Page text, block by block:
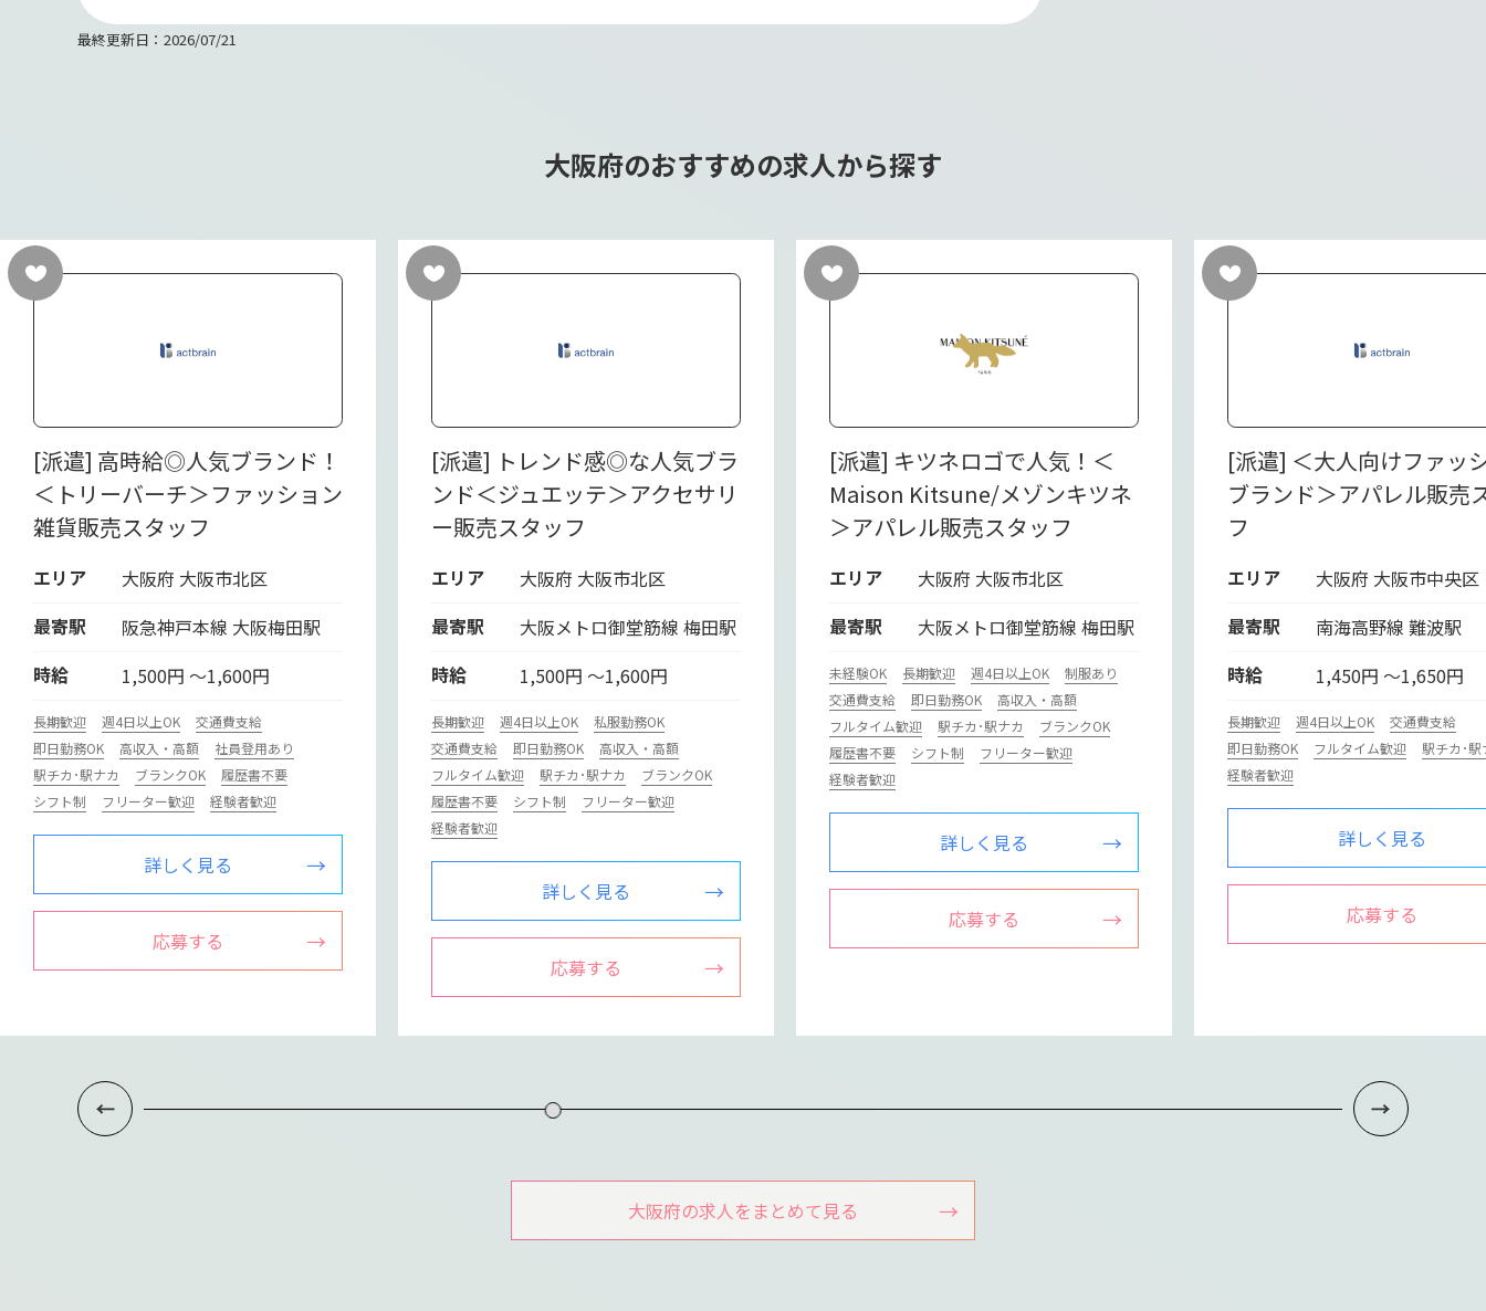
最終更新日：2026/07/21
大阪府のおすすめの求人から探す
[派遣] 高時給◎人気ブランド！
＜トリーバーチ＞ファッション
雑貨販売スタッフ
エリア
大阪府 大阪市北区
最寄駅
阪急神戸本線 大阪梅田駅
時給
1,500円 ～1,600円
長期歓迎 週4日以上OK
交通費支給
即日勤務OK
高収入・高額
社員登用あり
駅チカ･駅ナカ
ブランクOK
履歴書不要
シフト制
フリーター歓迎 経験者歓迎
詳しく見る
応募する
[派遣] トレンド感◎な人気ブラ
ンド＜ジュエッテ＞アクセサリ
ー販売スタッフ
エリア
大阪府 大阪市北区
最寄駅
大阪メトロ御堂筋線 梅田駅
時給
1,500円 ～1,600円
長期歓迎 週4日以上OK
私服勤務OK
交通費支給
即日勤務OK
高収入・高額
フルタイム歓迎
駅チカ･駅ナカ
ブランクOK
履歴書不要
シフト制
フリーター歓迎
経験者歓迎
詳しく見る
応募する
[派遣] キツネロゴで人気！＜
Maison Kitsune/メゾンキツネ
＞アパレル販売スタッフ
エリア
大阪府 大阪市北区
最寄駅
大阪メトロ御堂筋線 梅田駅
未経験OK 長期歓迎 週4日以上OK
制服あり
交通費支給
即日勤務OK
高収入・高額
フルタイム歓迎
駅チカ･駅ナカ
ブランクOK
履歴書不要
シフト制
フリーター歓迎
経験者歓迎
詳しく見る
応募する
[派遣] ＜大人向けファッ
ブランド＞アパレル販売
フ
エリア
大阪府 大阪市中央区
最寄駅
南海高野線 難波駅
時給
1,450円 ～1,650円
長期歓迎 週4日以上OK
交通費支給
即日勤務OK
フルタイム歓迎
駅チカ･駅
経験者歓迎
詳しく見る
応募する
大阪府の求人をまとめて見る